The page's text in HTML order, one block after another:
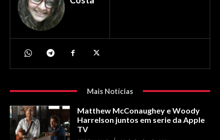
Mais Notícias
Matthew McConaughey e Woody
Harrelson juntos em serie da Apple
TV